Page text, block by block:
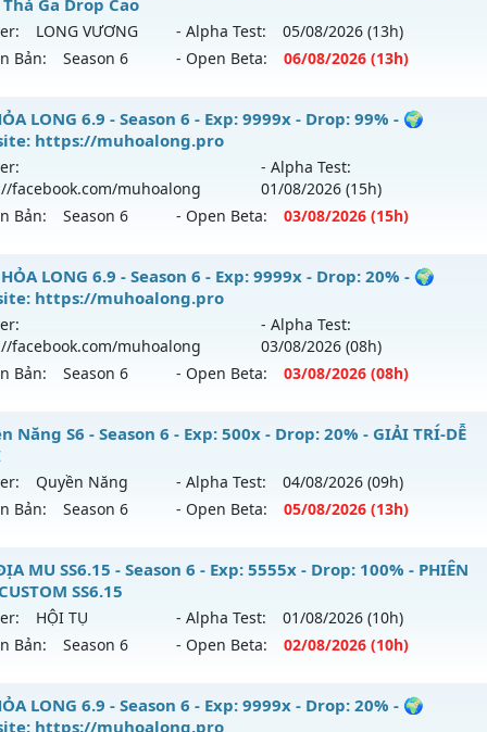
Thả Ga Drop Cao
LONG VƯƠNG - Alpha Test: 05/08/2026 (13h)
Bản:
Season 6 - Open Beta: 06/08/2026 (13h)
Cao Boss Nhiều - Cày Cuốc Thả Ga Drop Cao
mới ra tháng 08 2026 - Mở máy chủ
LONG VƯƠNG
1000x - Drop: 20%
loại: Mu Nguyên bản Webzen
GameGuard
LONG 6.9 - Season 6 - Exp: 9999x - Drop: 99% - 🌍
https://muhoalong.pro
facebook.com/muhoalong
- Alpha Test:
01/08/2026 (15h)
Bản:
Season 6 - Open Beta: 03/08/2026 (15h)
LONG 6.9 - 🌍 Website: https://muhoalong.pro
ra tháng 08 2026 - Mở máy chủhttps://facebook.com/
08/2626
- Drop: 99%
Mu Nguyên bản Webzen
XShield
LONG 6.9 - Season 6 - Exp: 9999x - Drop: 20% - 🌍
https://muhoalong.pro
facebook.com/muhoalong
- Alpha Test:
03/08/2026 (08h)
Bản:
Season 6 - Open Beta: 03/08/2026 (08h)
HỎA LONG 6.9 - 🌍 Website: https://muhoalong.pro
ra tháng 08 2026 - Mở máy chủ https://facebook.com/
03/08/2626
Non Reset
Mu Nguyên bản Webzen
XShield
Năng S6 - Season 6 - Exp: 500x - Drop: 20% - GIẢI TRÍ-DỄ
Quyền Năng - Alpha Test: 04/08/2026 (09h)
Bản:
Season 6 - Open Beta: 05/08/2026 (13h)
Năng S6 - GIẢI TRÍ-DỄ CHƠI
mới ra tháng 08 2026 - Mở máy chủQuyền Năng
500x - Drop: 20%
loại: Mu Nguyên bản Webzen
MU SS6.15 - Season 6 - Exp: 5555x - Drop: 100% - PHIÊN
SS6.15
HỘI TỤ - Alpha Test: 01/08/2026 (10h)
Bản:
Season 6 - Open Beta: 02/08/2026 (10h)
ĐỊA MU SS6.15 - PHIÊN BẢN CUSTOM SS6.15
LONG 6.9 - Season 6 - Exp: 9999x - Drop: 20% - 🌍
https://muhoalong.pro